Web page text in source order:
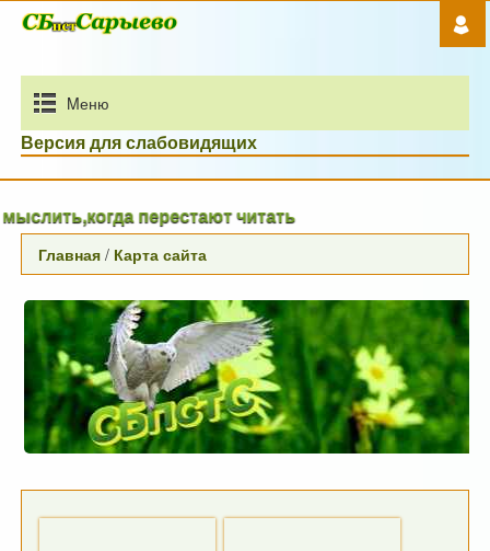
Mеню
Версия для слабовидящих
перестают читать
Главная / Карта сайта